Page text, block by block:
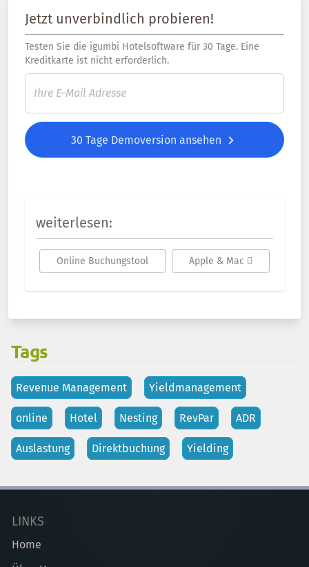
Jetzt unverbindlich probieren!
Testen Sie die igumbi Hotelsoftware für 30 Tage. Eine
Kreditkarte ist nicht erforderlich.
30 Tage Demoversion ansehen
weiterlesen:
Online Buchungstool Apple & Mac 
Tags
Revenue Management Yieldmanagement
online Hotel Nesting RevPar ADR
Auslastung Direktbuchung Yielding
LINKS
Home